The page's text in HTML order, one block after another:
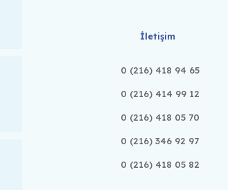
İletişim
0 (216) 418 94 65
0 (216) 414 99 12
0 (216) 418 05 70
0 (216) 346 92 97
0 (216) 418 05 82